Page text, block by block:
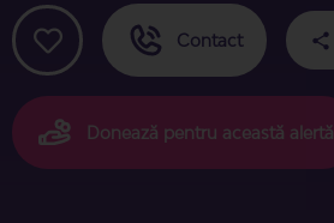
Contact
Donează pentru această alertă